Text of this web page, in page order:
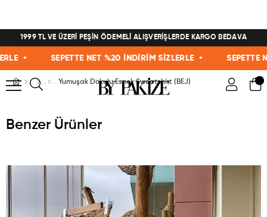
1999 TL VE ÜZERİ PEŞİN ÖDEMELİ ALIŞVERİŞLERDE KARGO BEDAVA
• SEPETTE NET %20 İNDİRİM SİZLERLE • SEPETTE
Yumuşak Dokulu Esnek Sweatshirt (BEJ)
Benzer Ürünler